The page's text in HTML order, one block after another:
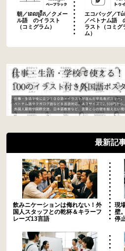
朝／ពេលព្រឹក／クメー
ル語 のイラスト
（コミグラム）
エコバッグ／
／ベトナム語
ラスト（コミグ
ム）
最新記
飲みニケーションは侮れない！外
国人スタッフとの乾杯＆キラーフ
レーズ13言語
現
壁
停